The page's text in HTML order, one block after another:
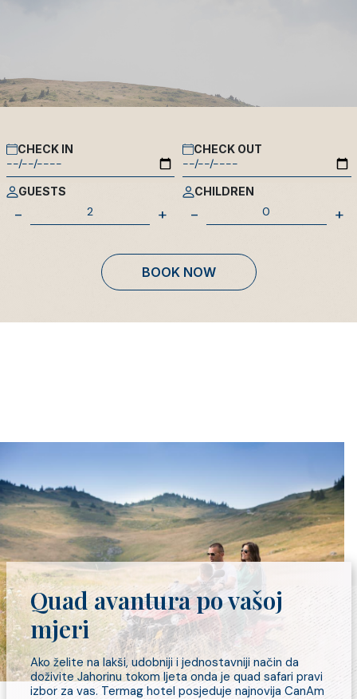
CHECK IN CHECK OUT
GUESTS
- +
CHILDREN
- +
BOOK NOW
Quad avantura po vašoj
mjeri
Ako želite na lakši, udobniji i jednostavniji način da
doživite Jahorinu tokom ljeta onda je quad safari pravi
izbor za vas. Termag hotel posjeduje najnovija CanAm